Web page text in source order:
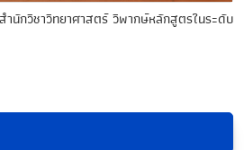
ำนักวิชาวิทยาศาสตร์ วิพากษ์หลักสูตรในระดับ